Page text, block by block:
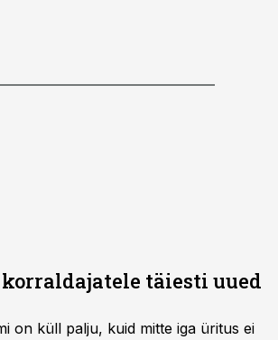
korraldajatele täiesti uued
on küll palju, kuid mitte iga üritus ei